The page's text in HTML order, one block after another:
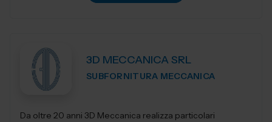
3D MECCANICA SRL
SUBFORNITURA MECCANICA
Da oltre 20 anni 3D Meccanica realizza particolari